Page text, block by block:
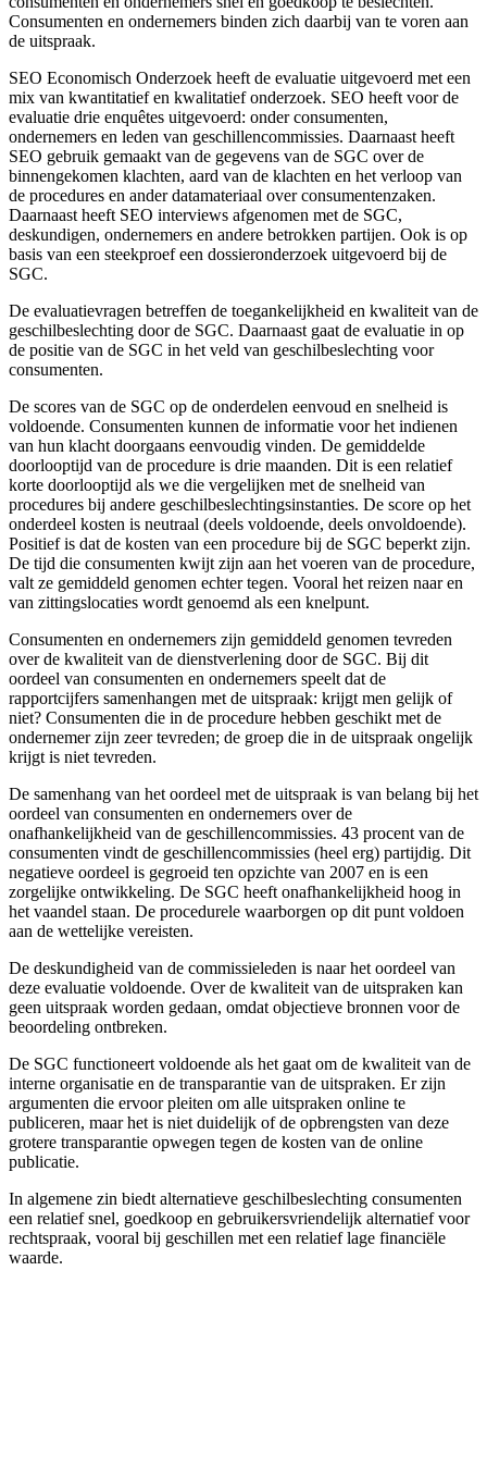
Consumenten en ondernemers binden zich daarbij van te voren aan
de uitspraak.
SEO Economisch Onderzoek heeft de evaluatie uitgevoerd met een
mix van kwantitatief en kwalitatief onderzoek. SEO heeft voor de
evaluatie drie enquêtes uitgevoerd: onder consumenten,
ondernemers en leden van geschillencommissies. Daarnaast heeft
SEO gebruik gemaakt van de gegevens van de SGC over de
binnengekomen klachten, aard van de klachten en het verloop van
de procedures en ander datamateriaal over consumentenzaken.
Daarnaast heeft SEO interviews afgenomen met de SGC,
deskundigen, ondernemers en andere betrokken partijen. Ook is op
basis van een steekproef een dossieronderzoek uitgevoerd bij de
SGC.
De evaluatievragen betreffen de toegankelijkheid en kwaliteit van de
geschilbeslechting door de SGC. Daarnaast gaat de evaluatie in op
de positie van de SGC in het veld van geschilbeslechting voor
consumenten.
De scores van de SGC op de onderdelen eenvoud en snelheid is
voldoende. Consumenten kunnen de informatie voor het indienen
van hun klacht doorgaans eenvoudig vinden. De gemiddelde
doorlooptijd van de procedure is drie maanden. Dit is een relatief
korte doorlooptijd als we die vergelijken met de snelheid van
procedures bij andere geschilbeslechtingsinstanties. De score op het
onderdeel kosten is neutraal (deels voldoende, deels onvoldoende).
Positief is dat de kosten van een procedure bij de SGC beperkt zijn.
De tijd die consumenten kwijt zijn aan het voeren van de procedure,
valt ze gemiddeld genomen echter tegen. Vooral het reizen naar en
van zittingslocaties wordt genoemd als een knelpunt.
Consumenten en ondernemers zijn gemiddeld genomen tevreden
over de kwaliteit van de dienstverlening door de SGC. Bij dit
oordeel van consumenten en ondernemers speelt dat de
rapportcijfers samenhangen met de uitspraak: krijgt men gelijk of
niet? Consumenten die in de procedure hebben geschikt met de
ondernemer zijn zeer tevreden; de groep die in de uitspraak ongelijk
krijgt is niet tevreden.
De samenhang van het oordeel met de uitspraak is van belang bij het
oordeel van consumenten en ondernemers over de
onafhankelijkheid van de geschillencommissies. 43 procent van de
consumenten vindt de geschillencommissies (heel erg) partijdig. Dit
negatieve oordeel is gegroeid ten opzichte van 2007 en is een
zorgelijke ontwikkeling. De SGC heeft onafhankelijkheid hoog in
het vaandel staan. De procedurele waarborgen op dit punt voldoen
aan de wettelijke vereisten.
De deskundigheid van de commissieleden is naar het oordeel van
deze evaluatie voldoende. Over de kwaliteit van de uitspraken kan
geen uitspraak worden gedaan, omdat objectieve bronnen voor de
beoordeling ontbreken.
De SGC functioneert voldoende als het gaat om de kwaliteit van de
interne organisatie en de transparantie van de uitspraken. Er zijn
argumenten die ervoor pleiten om alle uitspraken online te
publiceren, maar het is niet duidelijk of de opbrengsten van deze
grotere transparantie opwegen tegen de kosten van de online
publicatie.
In algemene zin biedt alternatieve geschilbeslechting consumenten
een relatief snel, goedkoop en gebruikersvriendelijk alternatief voor
rechtspraak, vooral bij geschillen met een relatief lage financiële
waarde.